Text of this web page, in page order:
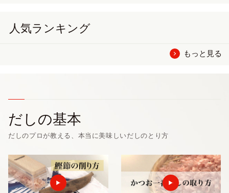
人気ランキング
もっと見る
だしの基本
だしのプロが教える、本当に美味しいだしのとり方